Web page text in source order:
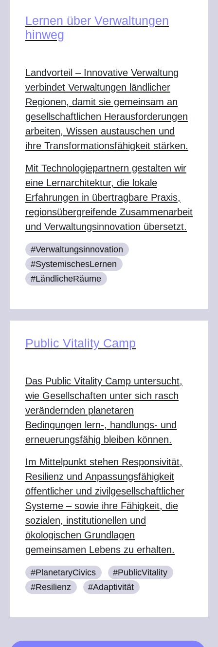
Lernen über Verwaltungen
hinweg
Landvorteil – Innovative Verwaltung
verbindet Verwaltungen ländlicher
Regionen, damit sie gemeinsam an
gesellschaftlichen Herausforderungen
arbeiten, Wissen austauschen und
ihre Transformationsfähigkeit stärken.
Mit Technologiepartnern gestalten wir
eine Lernarchitektur, die lokale
Erfahrungen in übertragbare Praxis,
regionsübergreifende Zusammenarbeit
und Verwaltungsinnovation übersetzt.
#Verwaltungsinnovation
#SystemischesLernen
#LändlicheRäume
Public Vitality Camp
Das Public Vitality Camp untersucht,
wie Gesellschaften unter sich rasch
verändernden planetaren
Bedingungen lern-, handlungs- und
erneuerungsfähig bleiben können.
Im Mittelpunkt stehen Responsivität,
Resilienz und Anpassungsfähigkeit
öffentlicher und zivilgesellschaftlicher
Systeme – sowie ihre Fähigkeit, die
sozialen, institutionellen und
ökologischen Grundlagen
gemeinsamen Lebens zu erhalten.
#PlanetaryCivics
#PublicVitality
#Resilienz
#Adaptivität